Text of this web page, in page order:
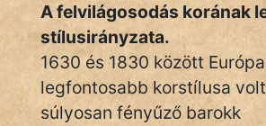
Mese
Mitológia
Monda
A felvilágosodás korának
stílusirányzata.
1630 és 1830 között Európa
legfontosabb korstílusa
súlyosan fényűző barokk